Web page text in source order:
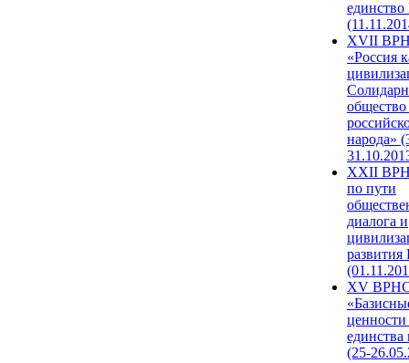
единство
XVII
«Россия
народа»
XXII
по пути
диалога и
развития
XV
единства
(25-